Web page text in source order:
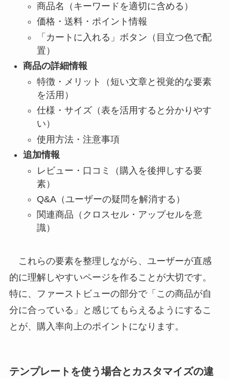
商品名（キーワードを適切に含める）
価格・送料・ポイント情報
「カートに入れる」ボタン（目立つ色で配
置）
商品の詳細情報
特徴・メリット（短い文章と視覚的な要素
を活用）
仕様・サイズ（表を活用すると分かりやす
い）
使用方法・注意事項
追加情報
レビュー・口コミ（購入を後押しする要
素）
Q&A（ユーザーの疑問を解消する）
関連商品（クロスセル・アップセルを意
識）
これらの要素を整理しながら、ユーザーが直感
的に理解しやすいページを作ることが大切です。
特に、ファーストビューの部分で「この商品が自
分に合っている」と感じてもらえるようにするこ
とが、購入率向上のポイントになります。
テンプレートを使う場合とカスタマイズの違